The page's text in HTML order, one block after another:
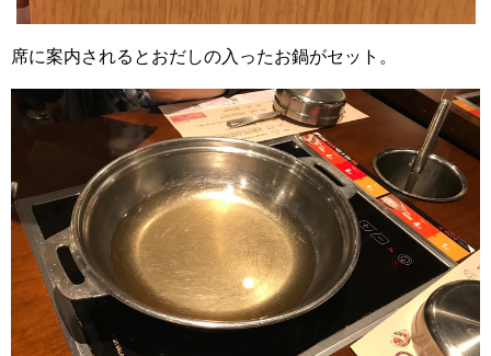
席に案内されるとおだしの入ったお鍋がセット。